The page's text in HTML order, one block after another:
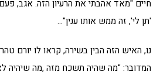
חיים "מאד אהבתי את הרעיון הזה. אגב,
'תן לי', זה ממש אותו ענין"…
נו, האיש הזה הבין בשירה, קראו לו יורם
המדובר: "מה שהיה תשכח מזה ,מה